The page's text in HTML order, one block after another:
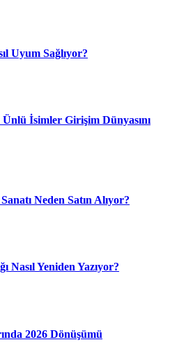
Uyum Sağlıyor?
İsimler Girişim Dünyasını
Neden Satın Alıyor?
Nasıl Yeniden Yazıyor?
2026 Dönüşümü